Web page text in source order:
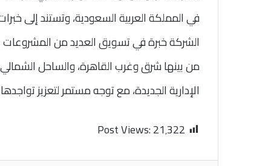
في المملكة العربية السعودية، وتستند إلى
من بينها شرق وغرب القاهرة، والساحل
الإدارية الجديدة، مع توجه مستمر لتعزيز
Post Views:21٬322